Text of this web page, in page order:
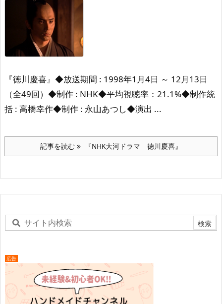
『徳川慶喜』 ◆放送期間 : 1998年1月4日 ～ 12月13日
（全49回） ◆制作 : NHK◆平均視聴率：21.1%◆制作統
括 : 高橋幸作◆制作 : 永山あつし◆演出 ...
記事を読む 『NHK大河ドラマ 徳川慶喜』
広告